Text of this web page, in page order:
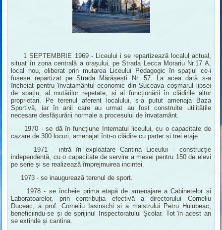
1 SEPTEMBRIE 1969 - Liceului i se repartizează localul actual,
situat în zona centrală a orașului, pe Strada Lecca Morariu Nr.17 A,
local nou, eliberat prin mutarea Liceului Pedagogic în spațiul ce-i
fusese repartizat pe Strada Mărășești Nr. 57. La acea dată s-a
încheiat pentru învatamântul economic din Suceava coșmarul lipsei
de spațiu, al mutărilor repetate, și al funcționării în clădirile altor
proprietari. Pe terenul aferent localului, s-a putut amenaja Baza
Sportivă, iar în anii care au urmat au fost construite utilitățile
necesare desfășurării normale a procesului de învatamânt.
1970 - se dă în funcțiune Internatul liceului, cu o capacitate de
cazare de 300 locuri, amenajat într-o clădire cu parter și trei etaje.
1971 - intră în exploatare Cantina Liceului - construcție
independentă, cu o capacitate de servire a mesei pentru 150 de elevi
pe serie și se realizează împrejmuirea incintei.
1973 - se inaugurează terenul de sport.
1978 - se încheie prima etapă de amenajare a Cabinetelor și
Laboratoarelor, prin contribuția efectivă a directorului Corneliu
Duceac, a prof. Corneliu Iasinschi și a maistrului Petru Hulubeac,
beneficiindu-se și de sprijinul Inspectoratului Școlar. Tot în acest an
se extinde și cantina.